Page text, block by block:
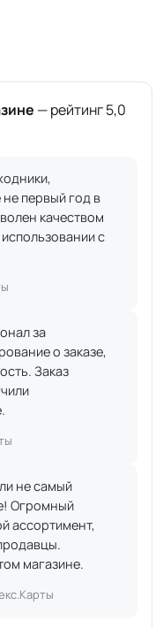
— рейтинг 5,0
первый год в
качеством
с
за
о заказе,
Заказ
не самый
Огромный
ассортимент,
магазине.